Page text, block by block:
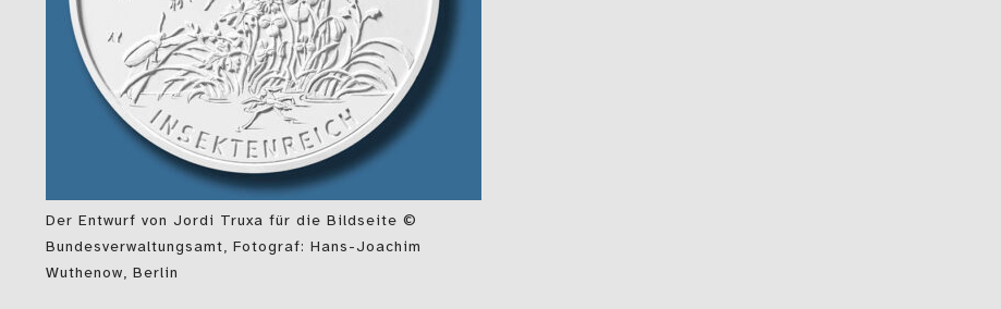
Der Entwurf von Jordi Truxa für die Bildseite ©
Bundesverwaltungsamt, Fotograf: Hans-Joachim
Wuthenow, Berlin